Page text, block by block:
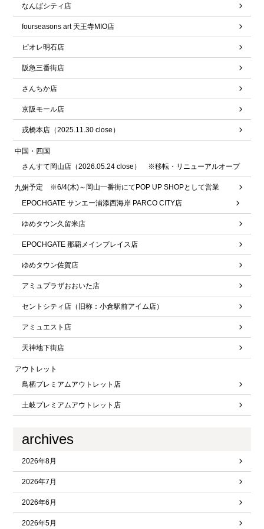
なんばシティ店
fourseasons art 天王寺MIO店
ピオレ明石店
阪急三番街店
さんちか店
京阪モール店
戎橋本店（2025.11.30 close）
中国・四国
さんすて岡山店（2026.05.24 close） ※移転・リニューアルオープ
ン予定 ※6/4(木)～岡山一番街にてPOP UP SHOPとして営業
九州
EPOCHGATE サンエー浦添西海岸 PARCO CITY店
ゆめタウン久留米店
EPOCHGATE 那覇メインプレイス店
ゆめタウン佐賀店
アミュプラザおおいた店
セントシティ店（旧称：小倉駅前アイム店）
アミュエスト店
天神地下街店
アウトレット
鳥栖プレミアムアウトレット店
土岐プレミアムアウトレット店
archives
2026年8月
2026年7月
2026年6月
2026年5月